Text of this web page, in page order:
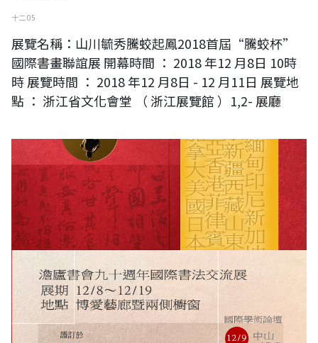
十二 05
展覽名稱：山川毓秀騰蛟起鳳2018首屆“騰蛟杯”
國際書畫聯誼展 開幕時間 ： 2018 年12 月8日 10時
時 展覽時間 ： 2018 年12 月8日 - 12 月11日 展覽地
點 ： 浙江省文化會堂 （ 浙江展覽館 ）1,2- 展廳
連勝彥老師參與澹廬90週年國際書法交流展